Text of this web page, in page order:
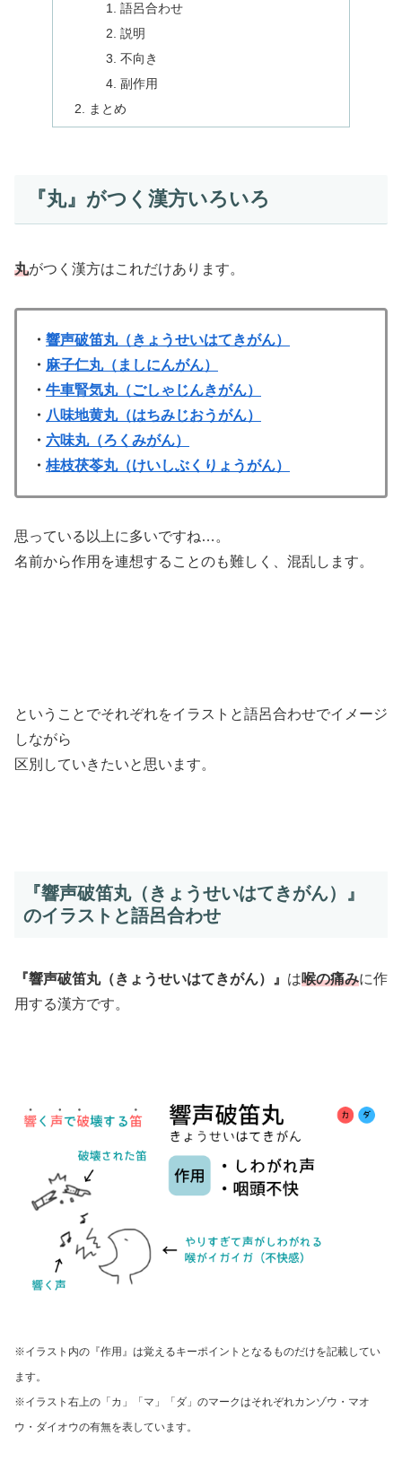
語呂合わせ
説明
不向き
副作用
まとめ
『丸』がつく漢方いろいろ
丸がつく漢方はこれだけあります。
・響声破笛丸（きょうせいはてきがん）
・ 麻子仁丸（ましにんがん）
・ 牛車腎気丸（ごしゃじんきがん）
・ 八味地黄丸（はちみじおうがん）
・ 六味丸（ろくみがん）
・ 桂枝茯苓丸（けいしぶくりょうがん）
思っている以上に多いですね…。
名前から作用を連想することのも難しく、混乱します。
ということでそれぞれをイラストと語呂合わせでイメージ
しながら
区別していきたいと思います。
『響声破笛丸（きょうせいはてきがん）』
のイラストと語呂合わせ
『響声破笛丸（きょうせいはてきがん）』 は喉の痛みに作
用する漢方です。
※イラスト内の『作用』は覚えるキーポイントとなるものだけを記載してい
ます。
※イラスト右上の「カ」「マ」「ダ」のマークはそれぞれカンゾウ・マオ
ウ・ダイオウの有無を表しています。